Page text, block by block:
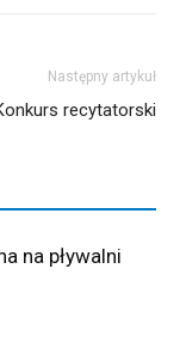
Następny artykuł
recytatorski
na pływalni